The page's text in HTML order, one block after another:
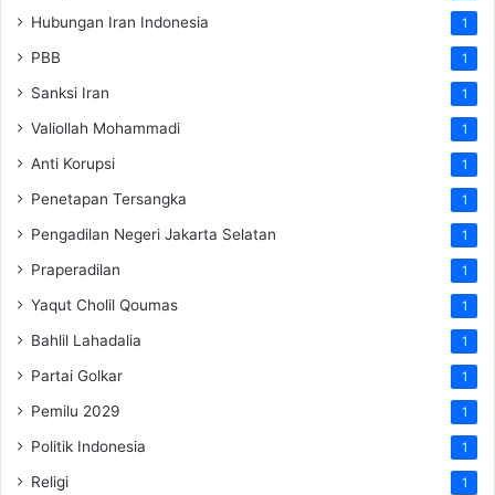
Hubungan Iran Indonesia 1
PBB 1
Sanksi Iran 1
Valiollah Mohammadi 1
Anti Korupsi 1
Penetapan Tersangka 1
Pengadilan Negeri Jakarta Selatan 1
Praperadilan 1
Yaqut Cholil Qoumas 1
Bahlil Lahadalia 1
Partai Golkar 1
Pemilu 2029 1
Politik Indonesia 1
Religi 1